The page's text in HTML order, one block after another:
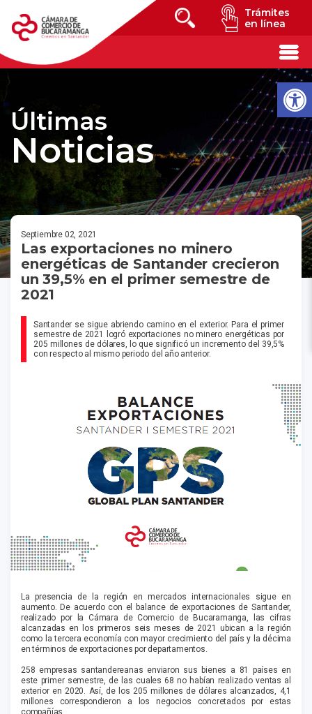
Trámites
en línea
Últimas
Noticias
Septiembre 02, 2021
Las exportaciones no minero
energéticas de Santander crecieron
un 39,5% en el primer semestre de
2021
Santander se sigue abriendo camino en el exterior. Para el primer
semestre de 2021 logró exportaciones no minero energéticas por
205 millones de dólares, lo que significó un incremento del 39,5%
con respecto al mismo periodo del año anterior.
La presencia de la región en mercados internacionales sigue en
aumento. De acuerdo con el balance de exportaciones de Santander,
realizado por la Cámara de Comercio de Bucaramanga, las cifras
alcanzadas en los primeros seis meses de 2021 ubican a la región
como la tercera economía con mayor crecimiento del país y la décima
en términos de exportaciones por departamentos.
258 empresas santandereanas enviaron sus bienes a 81 países en
este primer semestre, de las cuales 68 no habían realizado ventas al
exterior en 2020. Así, de los 205 millones de dólares alcanzados, 4,1
millones correspondieron a los negocios concretados por estas
compañías.